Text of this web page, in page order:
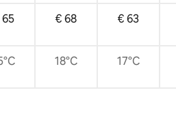
65 € 68 € 63
18°C 17°C